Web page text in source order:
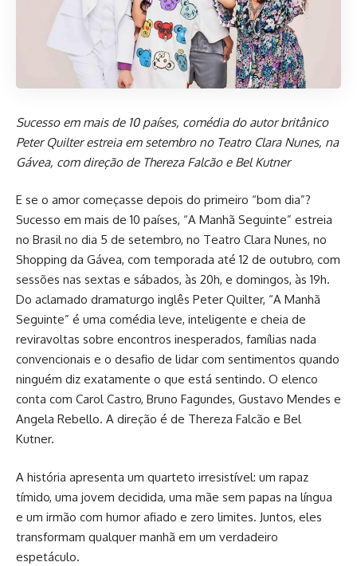
Sucesso em mais de 10 países, comédia do autor britânico
Peter Quilter estreia em setembro no Teatro Clara Nunes, na
Gávea, com direção de Thereza Falcão e Bel Kutner
E se o amor começasse depois do primeiro “bom dia”?
Sucesso em mais de 10 países, “A Manhã Seguinte” estreia
no Brasil no dia 5 de setembro, no Teatro Clara Nunes, no
Shopping da Gávea, com temporada até 12 de outubro, com
sessões nas sextas e sábados, às 20h, e domingos, às 19h.
Do aclamado dramaturgo inglês Peter Quilter, “A Manhã
Seguinte” é uma comédia leve, inteligente e cheia de
reviravoltas sobre encontros inesperados, famílias nada
convencionais e o desafio de lidar com sentimentos quando
ninguém diz exatamente o que está sentindo. O elenco
conta com Carol Castro, Bruno Fagundes, Gustavo Mendes e
Angela Rebello. A direção é de Thereza Falcão e Bel
Kutner.
A história apresenta um quarteto irresistível: um rapaz
tímido, uma jovem decidida, uma mãe sem papas na língua
e um irmão com humor afiado e zero limites. Juntos, eles
transformam qualquer manhã em um verdadeiro
espetáculo.